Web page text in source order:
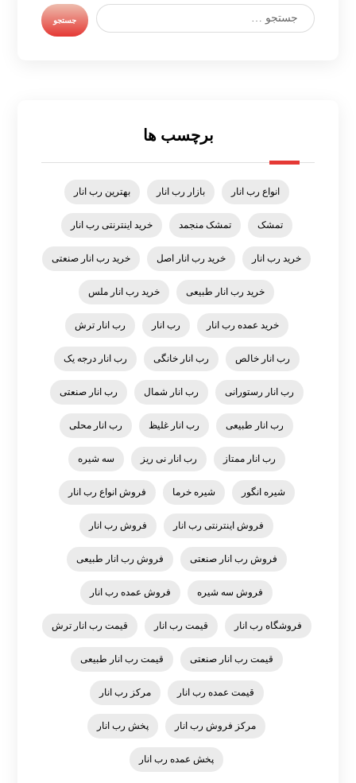
برچسب ها
انواع رب انار بازار رب انار بهترین رب انار
تمشک تمشک منجمد خرید اینترنتی رب انار
خرید رب انار خرید رب انار اصل خرید رب انار صنعتی
خرید رب انار طبیعی خرید رب انار ملس
خرید عمده رب انار رب انار رب انار ترش
رب انار خالص رب انار خانگی رب انار درجه یک
رب انار رستورانی رب انار شمال رب انار صنعتی
رب انار طبیعی رب انار غلیظ رب انار محلی
رب انار ممتاز رب انار نی ریز سه شیره
شیره انگور شیره خرما فروش انواع رب انار
فروش اینترنتی رب انار فروش رب انار
فروش رب انار صنعتی فروش رب انار طبیعی
فروش سه شیره فروش عمده رب انار
فروشگاه رب انار قیمت رب انار قیمت رب انار ترش
قیمت رب انار صنعتی قیمت رب انار طبیعی
قیمت عمده رب انار مرکز رب انار
مرکز فروش رب انار پخش رب انار
پخش عمده رب انار